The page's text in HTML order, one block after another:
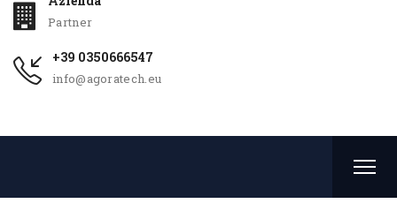
Partner
+39 0350666547
info@agoratech.eu